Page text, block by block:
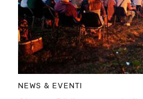
NEWS & EVENTI